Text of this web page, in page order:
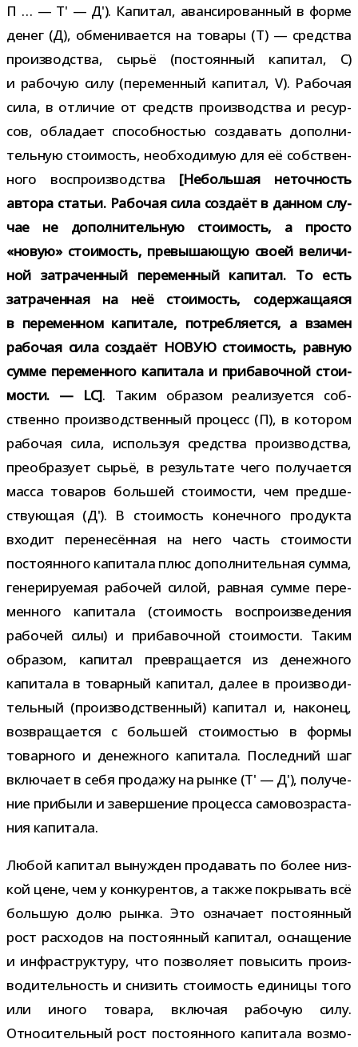
П … — Т' — Д'). Капитал, аван­си­ро­ван­ный в форме
денег (Д), обме­ни­ва­ется на товары (Т) — сред­ства
про­из­вод­ства, сырьё (посто­ян­ный капи­тал, C)
и рабо­чую силу (пере­мен­ный капи­тал, V). Рабочая
сила, в отли­чие от средств про­из­вод­ства и ресур­
сов, обла­дает спо­соб­но­стью созда­вать допол­ни­
тель­ную сто­и­мость, необ­хо­ди­мую для её соб­ствен­
ного вос­про­из­вод­ства [Небольшая неточ­ность
автора ста­тьи. Рабочая сила создаёт в дан­ном слу­
чае не допол­ни­тель­ную сто­и­мость, а про­сто
«новую» сто­и­мость, пре­вы­ша­ю­щую своей вели­чи­
ной затра­чен­ный пере­мен­ный капи­тал. То есть
затра­чен­ная на неё сто­и­мость, содер­жа­ща­яся
в пере­мен­ном капи­тале, потреб­ля­ется, а вза­мен
рабо­чая сила создаёт НОВУЮ сто­и­мость, рав­ную
сумме пере­мен­ного капи­тала и при­ба­воч­ной сто­и­
мо­сти. — LC]. Таким обра­зом реа­ли­зу­ется соб­
ственно про­из­вод­ствен­ный про­цесс (П), в кото­ром
рабо­чая сила, исполь­зуя сред­ства про­из­вод­ства,
пре­об­ра­зует сырьё, в резуль­тате чего полу­ча­ется
масса това­ров боль­шей сто­и­мо­сти, чем пред­ше­
ству­ю­щая (Д'). В сто­и­мость конеч­ного про­дукта
вхо­дит пере­не­сён­ная на него часть сто­и­мо­сти
посто­ян­ного капи­тала плюс допол­ни­тель­ная сумма,
гене­ри­ру­е­мая рабо­чей силой, рав­ная сумме пере­
мен­ного капи­тала (сто­и­мость вос­про­из­ве­де­ния
рабо­чей силы) и при­ба­воч­ной сто­и­мо­сти. Таким
обра­зом, капи­тал пре­вра­ща­ется из денеж­ного
капи­тала в товар­ный капи­тал, далее в про­из­во­ди­
тель­ный (про­из­вод­ствен­ный) капи­тал и, нако­нец,
воз­вра­ща­ется с боль­шей сто­и­мо­стью в формы
товар­ного и денеж­ного капи­тала. Последний шаг
вклю­чает в себя про­дажу на рынке (Т' — Д'), полу­че­
ние при­были и завер­ше­ние про­цесса само­воз­рас­та­
ния капитала.
Любой капи­тал вынуж­ден про­да­вать по более низ­
кой цене, чем у кон­ку­рен­тов, а также покры­вать всё
боль­шую долю рынка. Это озна­чает посто­ян­ный
рост рас­хо­дов на посто­ян­ный капи­тал, осна­ще­ние
и инфра­струк­туру, что поз­во­ляет повы­сить про­из­
во­ди­тель­ность и сни­зить сто­и­мость еди­ницы того
или иного товара, вклю­чая рабо­чую силу.
Относительный рост посто­ян­ного капи­тала воз­мо­